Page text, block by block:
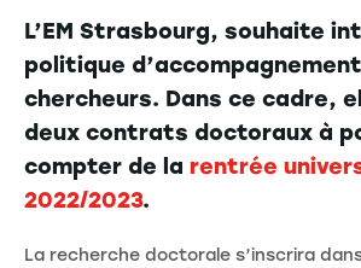
L’EM Strasbourg, souhaite
politique
chercheurs. Dans ce cadre,
deux contrats doctoraux à
compter de la rentrée
2022/2023.
La recherche doctorale s’inscrira